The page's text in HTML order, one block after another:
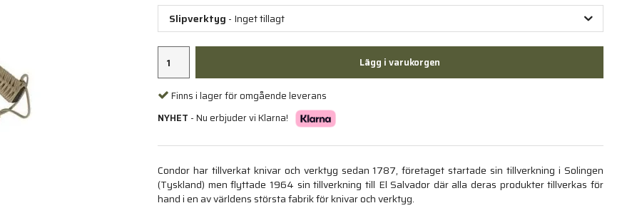
Slipverktyg - Inget tillagt
Lägg i varukorgen
Finns i lager för omgående leverans
NYHET - Nu erbjuder vi Klarna!
Condor har tillverkat knivar och verktyg sedan 1787, företaget startade sin tillverkning i Solingen
(Tyskland) men flyttade 1964 sin tillverkning till El Salvador där alla deras produkter tillverkas för
hand i en av världens största fabrik för knivar och verktyg.